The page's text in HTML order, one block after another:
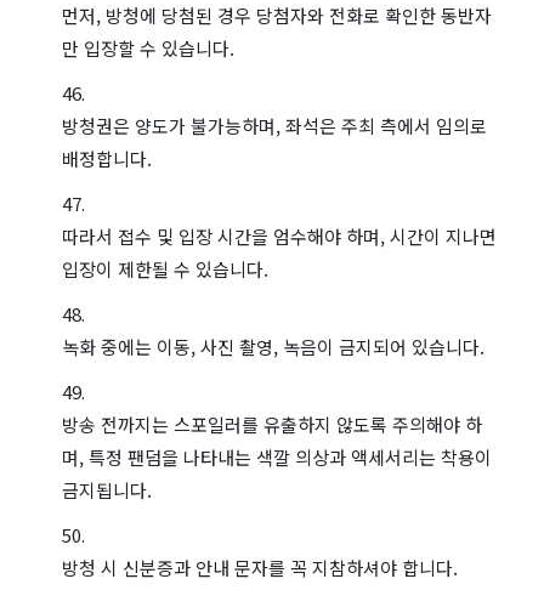
먼저, 방청에 당첨된 경우 당첨자와 전화로 확인한 동반자
만 입장할 수 있습니다.
방청권은 양도가 불가능하며, 좌석은 주최 측에서 임의로
배정합니다.
따라서 접수 및 입장 시간을 엄수해야 하며, 시간이 지나면
입장이 제한될 수 있습니다.
녹화 중에는 이동, 사진 촬영, 녹음이 금지되어 있습니다.
방송 전까지는 스포일러를 유출하지 않도록 주의해야 하
며, 특정 팬덤을 나타내는 색깔 의상과 액세서리는 착용이
금지됩니다.
방청 시 신분증과 안내 문자를 꼭 지참하셔야 합니다.